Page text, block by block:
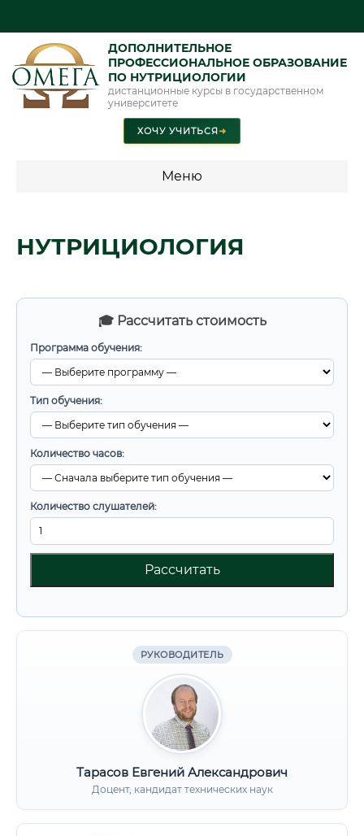
ДОПОЛНИТЕЛЬНОЕ
ПРОФЕССИОНАЛЬНОЕ ОБРАЗОВАНИЕ
ПО НУТРИЦИОЛОГИИ
дистанционные курсы в государственном
университете
ХОЧУ УЧИТЬСЯ➜
Меню
Стоимость по направлению обучения "Нутрициология"
📜 Документы и аккредитация🎓 Рассчитать стоимость
Программа обучения:
Тип обучения:
Количество часов:
Количество слушателей:
Рассчитать
РУКОВОДИТЕЛЬ
Тарасов Евгений Александрович
Доцент, кандидат технических наук
НУТРИЦИОЛОГИЯ